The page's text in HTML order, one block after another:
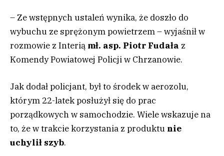
– Ze wstępnych ustaleń wynika, że doszło do
wybuchu ze sprężonym powietrzem – wyjaśnił w
rozmowie z Interią mł. asp. Piotr Fudała z
Komendy Powiatowej Policji w Chrzanowie.
Jak dodał policjant, był to środek w aerozolu,
którym 22-latek posłużył się do prac
porządkowych w samochodzie. Wiele wskazuje na
to, że w trakcie korzystania z produktu nie
uchylił szyb.